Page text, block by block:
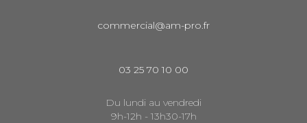
commercial@am-pro.fr
03 25 70 10 00
Du lundi au vendredi
9h-12h - 13h30-17h